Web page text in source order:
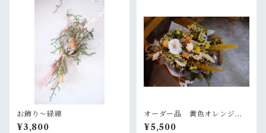
お飾り〜緑線
¥3,800
オーダー品 黄色オレンジの
大きめスワッグ
¥5,500